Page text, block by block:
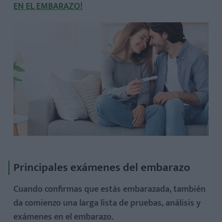
EN EL EMBARAZO!
Principales exámenes del embarazo
Cuando confirmas que estás embarazada, también
da comienzo una larga lista de pruebas, análisis y
exámenes en el embarazo.